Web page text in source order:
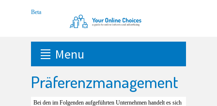
Menu
Präferenzmanagement
Bei den im Folgenden aufgeführten Unternehmen handelt es sich